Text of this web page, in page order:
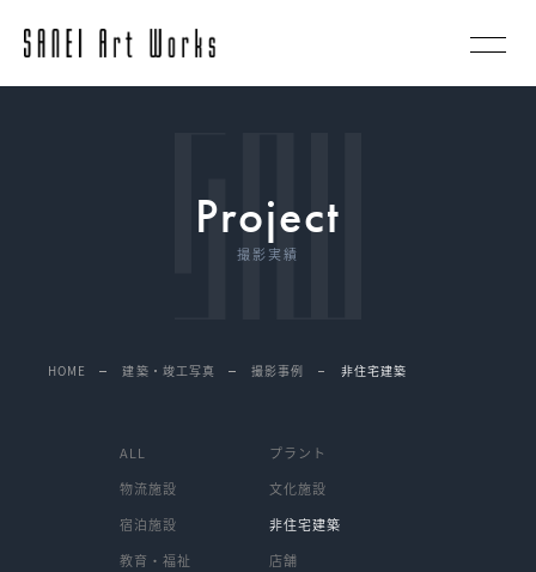
Project
撮影実績
HOME 建築・竣工写真 撮影事例 非住宅建築
ALL
プラント
物流施設
文化施設
宿泊施設
非住宅建築
教育・福祉
店舗